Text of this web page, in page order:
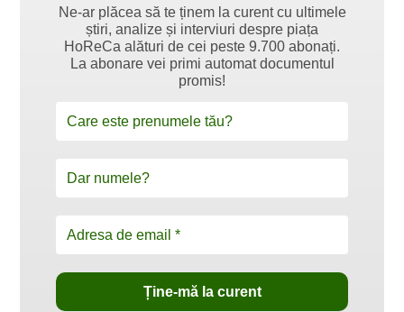
Ne-ar plăcea să te ținem la curent cu ultimele
știri, analize și interviuri despre piața
HoReCa alături de cei peste 9.700 abonați.
La abonare vei primi automat documentul
promis!